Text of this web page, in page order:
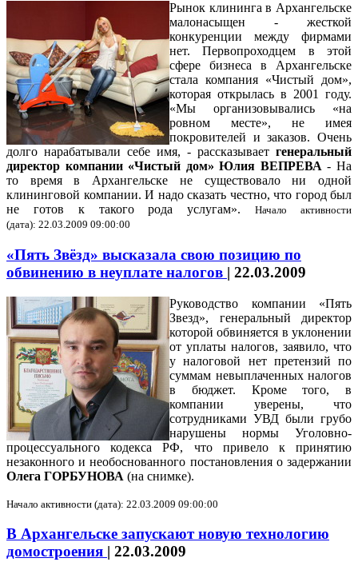
Рынок клининга в Архангельске
малонасыщен - жесткой
конкуренции между фирмами
нет. Первопроходцем в этой
сфере бизнеса в Архангельске
стала компания «Чистый дом»,
которая открылась в 2001 году.
«Мы организовывались «на
ровном месте», не имея
покровителей и заказов. Очень
долго нарабатывали себе имя, - рассказывает генеральный
директор компании «Чистый дом» Юлия ВЕПРЕВА - На
то время в Архангельске не существовало ни одной
клининговой компании. И надо сказать честно, что город был
не готов к такого рода услугам».Начало активности
(дата): 22.03.2009 09:00:00
«Пять Звёзд» высказала свою позицию по
обвинению в неуплате налогов | 22.03.2009
Руководство компании «Пять
Звезд», генеральный директор
которой обвиняется в уклонении
от уплаты налогов, заявило, что
у налоговой нет претензий по
суммам невыплаченных налогов
в бюджет. Кроме того, в
компании уверены, что
сотрудниками УВД были грубо
нарушены нормы Уголовно-
процессуального кодекса РФ, что привело к принятию
незаконного и необоснованного постановления о задержании
Олега ГОРБУНОВА (на снимке).
Начало активности (дата): 22.03.2009 09:00:00
В Архангельске запускают новую технологию
домостроения | 22.03.2009